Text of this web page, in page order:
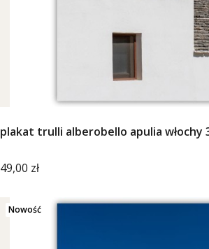
plakat trulli alberobello apulia włochy
Cena
49,00 zł
Nowość